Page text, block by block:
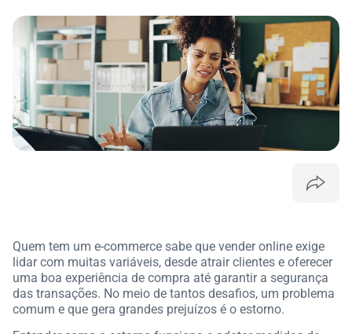
Quem tem um e-commerce sabe que vender online exige
lidar com muitas variáveis, desde atrair clientes e oferecer
uma boa experiência de compra até garantir a segurança
das transações. No meio de tantos desafios, um problema
comum e que gera grandes prejuízos é o estorno.